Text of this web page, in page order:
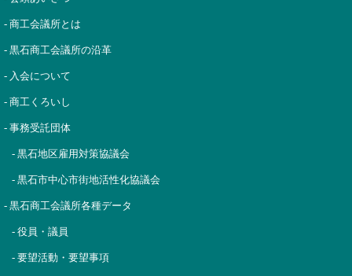
- 商工会議所とは
- 黒石商工会議所の沿革
- 入会について
- 商工くろいし
- 事務受託団体
- 黒石地区雇用対策協議会
- 黒石市中心市街地活性化協議会
- 黒石商工会議所各種データ
- 役員・議員
- 要望活動・要望事項